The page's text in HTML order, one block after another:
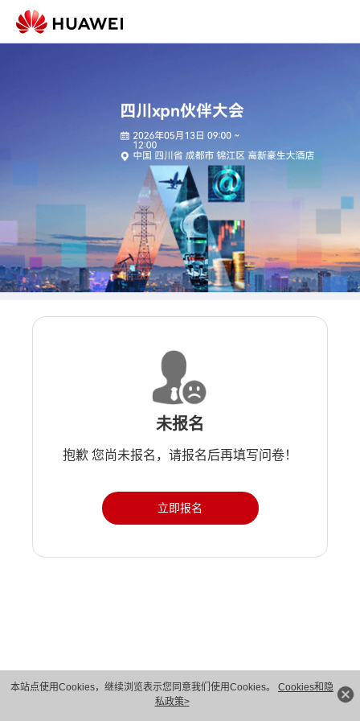
本站点使用Cookies，继续浏览表示您同意我们使用Cookies。 Cookies和隐
私政策>
未报名
抱歉 您尚未报名，请报名后再填写问卷！
立即报名
版权所有 © 华为技术有限公司 1998-2026。 保留一切权利。粤A2-20044005号
隐私保护
法律声明